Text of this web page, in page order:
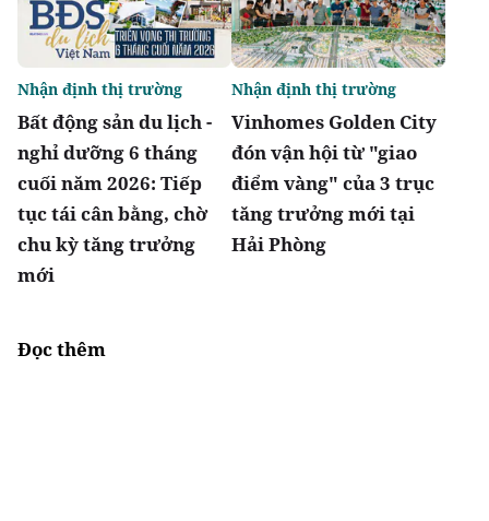
Bất động sản du lịch -
nghỉ dưỡng 6 tháng
cuối năm 2026: Tiếp
tục tái cân bằng, chờ
chu kỳ tăng trưởng
mới
Nhận định thị trường
Vinhomes Golden City
đón vận hội từ "giao
điểm vàng" của 3 trục
tăng trưởng mới tại
Hải Phòng
Nhận định thị trường
Đọc thêm